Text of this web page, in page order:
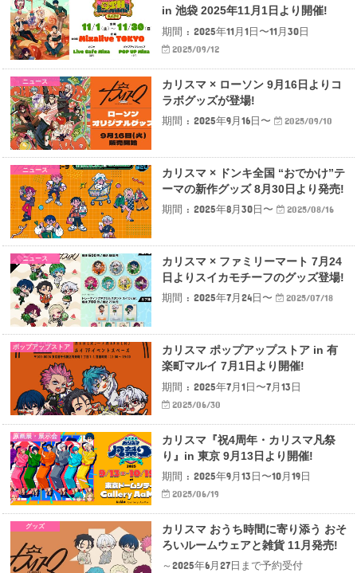
in 池袋 2025年11月1日より開催!
期間 : 2025年11月1日〜11月30日
2025/09/12
ニュース
カリスマ × ローソン 9月16日よりコ
ラボグッズが登場!
期間 : 2025年9月16日〜
2025/09/10
ニュース
カリスマ × ドンキ全国 “おでかけ”テ
ーマの新作グッズ 8月30日より発売!
期間 : 2025年8月30日〜
2025/08/16
ニュース
カリスマ × ファミリーマート 7月24
日よりスイカモチーフのグッズ登場!
期間 : 2025年7月24日〜
2025/07/18
ポップアップストア
カリスマ ポップアップストア in 有
楽町マルイ 7月1日より開催!
期間 : 2025年7月1日〜7月13日
2025/06/30
原画展・展示会
カリスマ『祝4周年・カリスマ凡祭
り』in 東京 9月13日より開催!
期間 : 2025年9月13日〜10月19日
2025/06/19
グッズ
カリスマ おうち時間に寄り添う おそ
ろいルームウェアと雑貨 11月発売!
～2025年6月27日まで予約受付